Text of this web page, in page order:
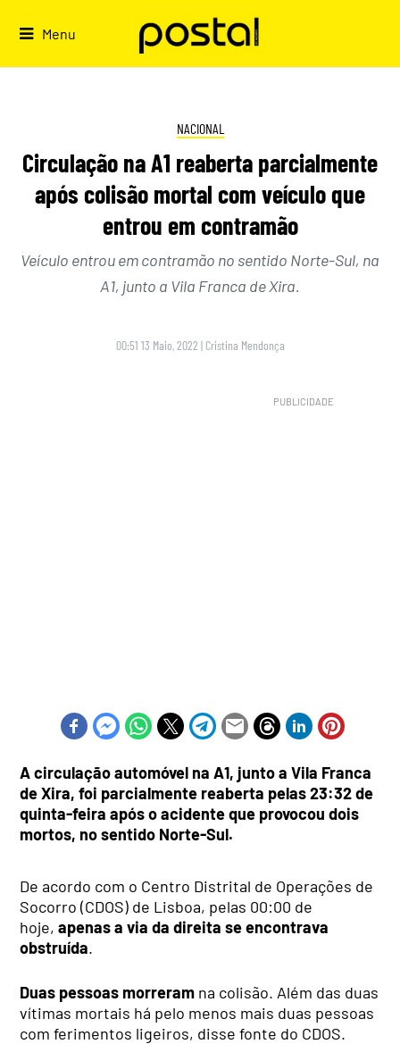
Menu
NACIONAL
Circulação na A1 reaberta parcialmente
após colisão mortal com veículo que
entrou em contramão
Veículo entrou em contramão no sentido Norte-Sul, na
A1, junto a Vila Franca de Xira.
00:51 13 Maio, 2022 | Cristina Mendonça
A circulação automóvel na A1, junto a Vila Franca
de Xira, foi parcialmente reaberta pelas 23:32 de
quinta-feira após o acidente que provocou dois
mortos, no sentido Norte-Sul.
De acordo com o Centro Distrital de Operações de
Socorro (CDOS) de Lisboa, pelas 00:00 de
hoje,apenas a via da direita se encontrava
obstruída.
Duas pessoas morreram na colisão. Além das duas
vítimas mortais há pelo menos mais duas pessoas
com ferimentos ligeiros, disse fonte do CDOS.